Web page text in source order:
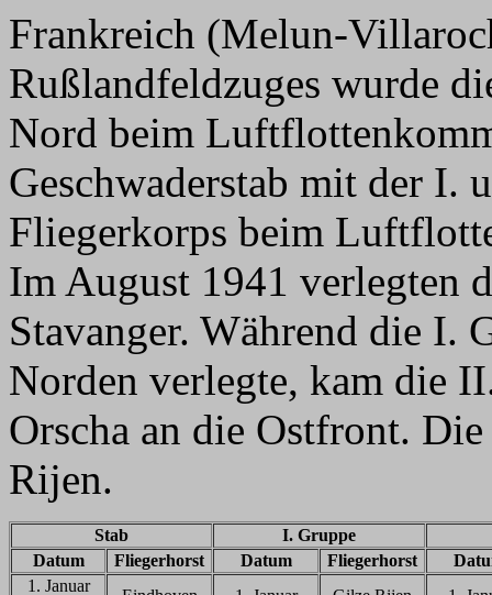
Frankreich (Melun-
Rußlandfeldzuges wurde
Nord beim
Geschwaderstab mit der I.
Fliegerkorps beim
Im August 1941 verlegten
Stavanger. Während die I.
Norden verlegte, kam die
Orscha an die Ostfront.
Rijen.
Stab
I. Gruppe
Datum
Fliegerhorst Datum Fliegerhorst
1. Januar